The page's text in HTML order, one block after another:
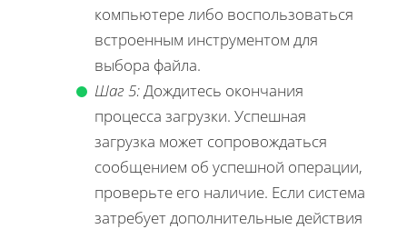
компьютере либо воспользоваться
встроенным инструментом для
выбора файла.
Шаг 5:Дождитесь окончания
процесса загрузки. Успешная
загрузка может сопровождаться
сообщением об успешной операции,
проверьте его наличие. Если система
затребует дополнительные действия